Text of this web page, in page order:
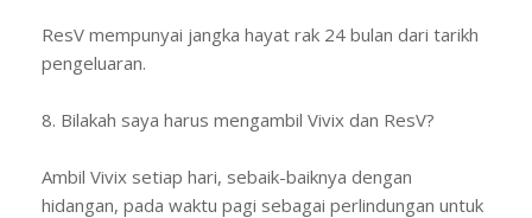
ResV mempunyai jangka hayat rak 24 bulan dari tarikh
pengeluaran.
8. Bilakah saya harus mengambil Vivix dan ResV?
Ambil Vivix setiap hari, sebaik-baiknya dengan
hidangan, pada waktu pagi sebagai perlindungan untuk